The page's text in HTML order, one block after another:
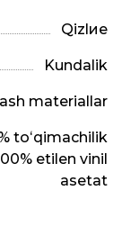
Qizlие
Kundalik
materiallar
toʻqimachilik
etilen vinil
asetat